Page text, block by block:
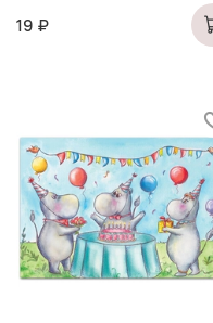
19 ₽